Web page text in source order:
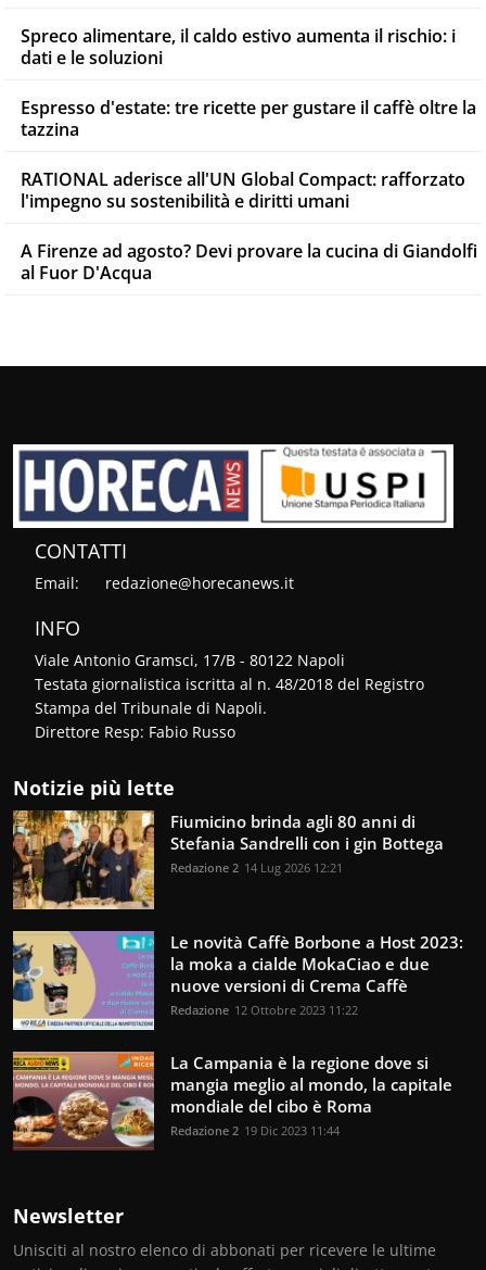
Spreco alimentare, il caldo estivo aumenta il rischio: i
dati e le soluzioni
Espresso d'estate: tre ricette per gustare il caffè oltre la
tazzina
RATIONAL aderisce all'UN Global Compact: rafforzato
l'impegno su sostenibilità e diritti umani
A Firenze ad agosto? Devi provare la cucina di Giandolfi
al Fuor D'Acqua
CONTATTI
Email: redazione@horecanews.it
INFO
Viale Antonio Gramsci, 17/B - 80122 Napoli
Testata giornalistica iscritta al n. 48/2018 del Registro
Stampa del Tribunale di Napoli.
Direttore Resp: Fabio Russo
Notizie più lette
Fiumicino brinda agli 80 anni di
Stefania Sandrelli con i gin Bottega
Redazione 2 14 Lug 2026 12:21
Le novità Caffè Borbone a Host 2023:
la moka a cialde MokaCiao e due
nuove versioni di Crema Caffè
Redazione 12 Ottobre 2023 11:22
La Campania è la regione dove si
mangia meglio al mondo, la capitale
mondiale del cibo è Roma
Redazione 2 19 Dic 2023 11:44
Newsletter
Unisciti al nostro elenco di abbonati per ricevere le ultime